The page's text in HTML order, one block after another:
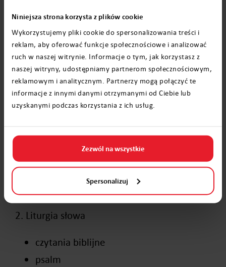
Niniejsza strona korzysta z plików cookie
Wykorzystujemy pliki cookie do spersonalizowania treści i
reklam, aby oferować funkcje społecznościowe i analizować
ruch w naszej witrynie. Informacje o tym, jak korzystasz z
naszej witryny, udostępniamy partnerom społecznościowym,
reklamowym i analitycznym. Partnerzy mogą połączyć te
informacje z innymi danymi otrzymanymi od Ciebie lub
uzyskanymi podczas korzystania z ich usług.
Zezwól na wszystkie
Spersonalizuj
Jak już wspomnieliśmy powyżej, msza
pasterska, jak i każde inne nabożeństwo,
składa się z IV części:
1. Obrzędy wstępne:
śpiew
pozdrowienie ludu
akt pokuty
Kyrie eleison
Chwała na wysokości Bogu
2. Liturgia słowa
czytania biblijne
psalm